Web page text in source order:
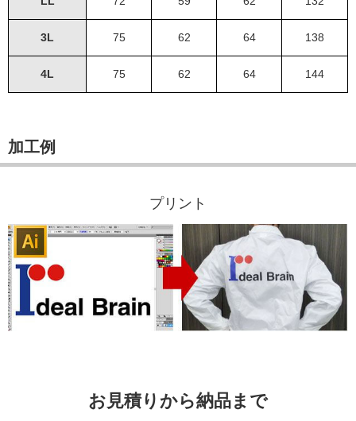
3L 75 62 64 138
4L 75 62 64 144
加工例
プリント
お見積りから納品まで